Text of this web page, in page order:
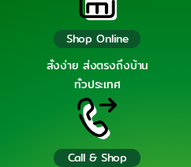
Shop Online
สั่งง่าย ส่งตรงถึงบ้าน
ทั่วประเทศ
Call & Shop